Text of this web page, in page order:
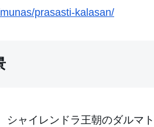
prasasti-kalasan/
シャイレンドラ王朝のダルマ